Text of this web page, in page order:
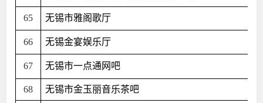
65 无锡市雅阁歌厅
66 无锡金宴娱乐厅
67 无锡市一点通网吧
68 无锡市金玉丽音乐茶吧